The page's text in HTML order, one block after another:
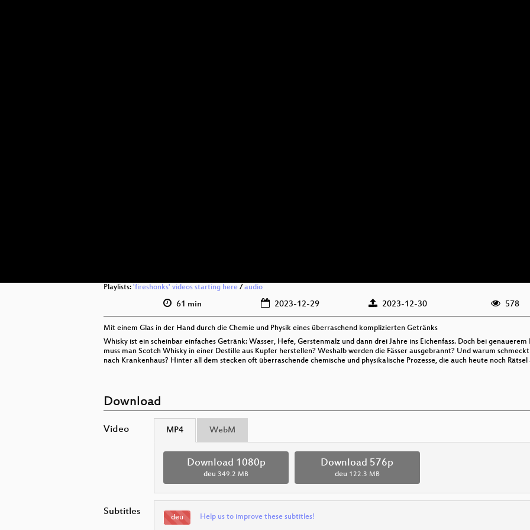
Playlists: 'fireshonks' videos starting here / audio
61 min 2023-12-29 2023-12-30 578
Mit einem Glas in der Hand durch die Chemie und Physik eines überraschend komplizierten Getränks
Whisky ist ein scheinbar einfaches Getränk: Wasser, Hefe, Gerstenmalz und dann drei Jahre ins Eichenfass. Doch bei
muss man Scotch Whisky in einer Destille aus Kupfer herstellen? Weshalb werden die Fässer ausgebrannt? Und warum
nach Krankenhaus? Hinter all dem stecken oft überraschende chemische und physikalische Prozesse, die auch heute noch Rätsel
Download
Video MP4 WebM
Download 1080p
deu 349.2 MB
Download 576p
deu 122.3 MB
Subtitles deu Help us to improve these subtitles!